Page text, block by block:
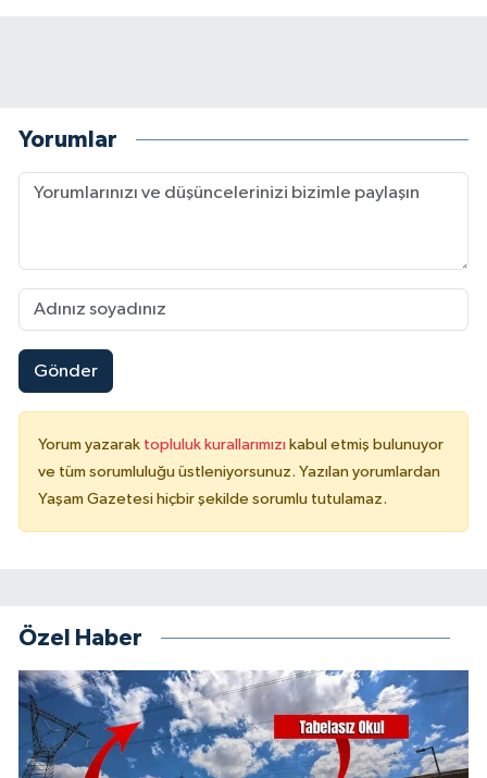
Yorumlar
Gönder
Yorum yazarak topluluk kurallarımızı kabul etmiş bulunuyor
ve tüm sorumluluğu üstleniyorsunuz. Yazılan yorumlardan
Yaşam Gazetesi hiçbir şekilde sorumlu tutulamaz.
Özel Haber